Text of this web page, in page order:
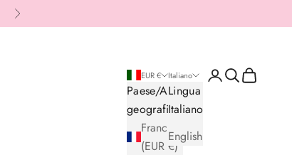
Successivo
EUR €
Paese/Area
geografica
Francia
(EUR €)
Italiano
Lingua
Italiano
English
LoginCercaCarrello